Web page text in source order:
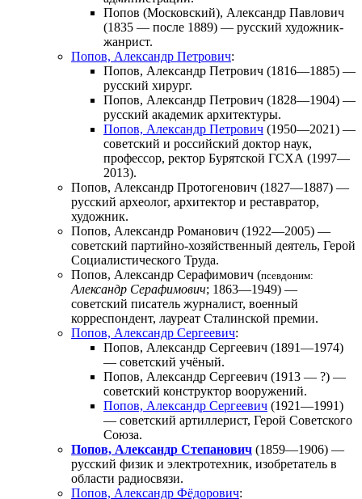
Попов (Московский), Александр Павлович
(1835 — после 1889) — русский художник-
жанрист.
Попов, Александр Петрович:
Попов, Александр Петрович (1816—1885) —
русский хирург.
Попов, Александр Петрович (1828—1904) —
русский академик архитектуры.
Попов, Александр Петрович (1950—2021) —
советский и российский доктор наук,
профессор, ректор Бурятской ГСХА (1997—
2013).
Попов, Александр Протогенович (1827—1887) —
русский археолог, архитектор и реставратор,
художник.
Попов, Александр Романович (1922—2005) —
советский партийно-хозяйственный деятель, Герой
Социалистического Труда.
Попов, Александр Серафимович (псевдоним:
Александр Серафимович; 1863—1949) —
советский писатель журналист, военный
корреспондент, лауреат Сталинской премии.
Попов, Александр Сергеевич:
Попов, Александр Сергеевич (1891—1974)
— советский учёный.
Попов, Александр Сергеевич (1913 — ?) —
советский конструктор вооружений.
Попов, Александр Сергеевич (1921—1991)
— советский артиллерист, Герой Советского
Союза.
Попов, Александр Степанович (1859—1906) —
русский физик и электротехник, изобретатель в
области радиосвязи.
Попов, Александр Фёдорович: